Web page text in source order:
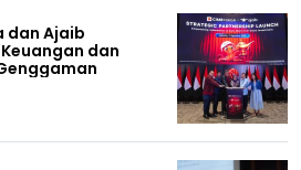
dan Ajaib
dan